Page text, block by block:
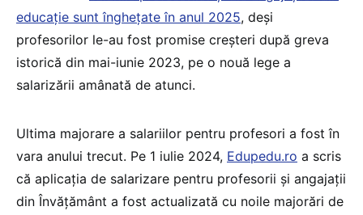
educație sunt înghețate în anul 2025, deși
profesorilor le-au fost promise creșteri după greva
istorică din mai-iunie 2023, pe o nouă lege a
salarizării amânată de atunci.
Ultima majorare a salariilor pentru profesori a fost în
vara anului trecut. Pe 1 iulie 2024, Edupedu.ro a scris
că aplicația de salarizare pentru profesorii și angajații
din Învățământ a fost actualizată cu noile majorări de